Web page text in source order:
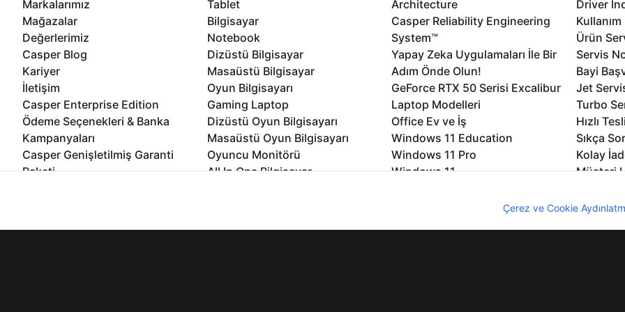
Markalarımız
Mağazalar
Değerlerimiz
Casper Blog
Kariyer
İletişim
Casper Enterprise Edition
Ödeme Seçenekleri & Banka
Kampanyaları
Casper Genişletilmiş Garanti
Paketi
Tablet
Bilgisayar
Notebook
Dizüstü Bilgisayar
Masaüstü Bilgisayar
Oyun Bilgisayarı
Gaming Laptop
Dizüstü Oyun Bilgisayarı
Masaüstü Oyun Bilgisayarı
Oyuncu Monitörü
All In One Bilgisayar
Architecture
Casper Reliability Engineering
System™
Yapay Zeka Uygulamaları İle Bir
Adım Önde Olun!
GeForce RTX 50 Serisi Excalibur
Laptop Modelleri
Office Ev ve İş
Windows 11 Education
Windows 11 Pro
Windows 11
Excalibur Duvar Kağıtları
Driver
Kullanım
Ürün
Servis
Bayi
Jet
Turbo
Hızlı
Sıkça
Kolay
Müşteri
Logo ve
Çerez ve Cookie